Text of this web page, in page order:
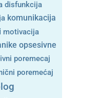
disfunkcija
komunikacija
motivacija
opsesivne
poremecaj
poremećaj